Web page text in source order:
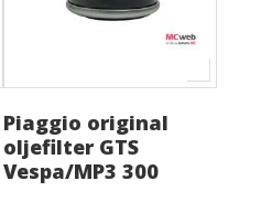
Piaggio original
oljefilter GTS
Vespa/MP3 300